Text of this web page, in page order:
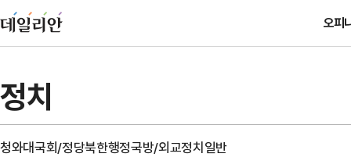
오피
정치
청와대국회/정당북한행정국방/외교정치일반